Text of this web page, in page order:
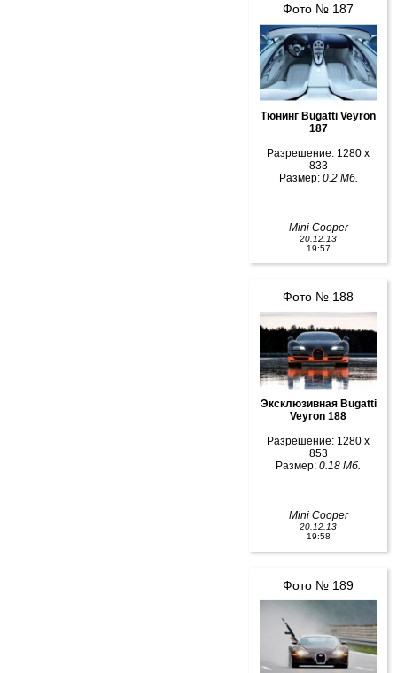
Фото № 187
Тюнинг Bugatti Veyron
187
Разрешение: 1280 x
833
Размер: 0.2 Мб.
Mini Cooper
20.12.13
19:57
Фото № 188
Эксклюзивная Bugatti
Veyron 188
Разрешение: 1280 x
853
Размер: 0.18 Мб.
Mini Cooper
20.12.13
19:58
Фото № 189